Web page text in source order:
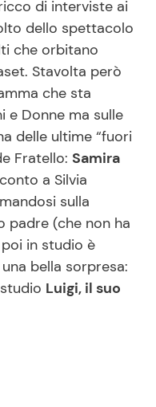
Ricette in TV
Piatti
Facili e Veloci
Feste
per Bambini
di interviste ai
dello spettacolo
che orbitano
Stavolta però
che sta
e Donne ma sulle
delle ultime “fuori
Fratello: Samira
a Silvia
sulla
padre (che non ha
in studio è
bella sorpresa:
Luigi, il suo